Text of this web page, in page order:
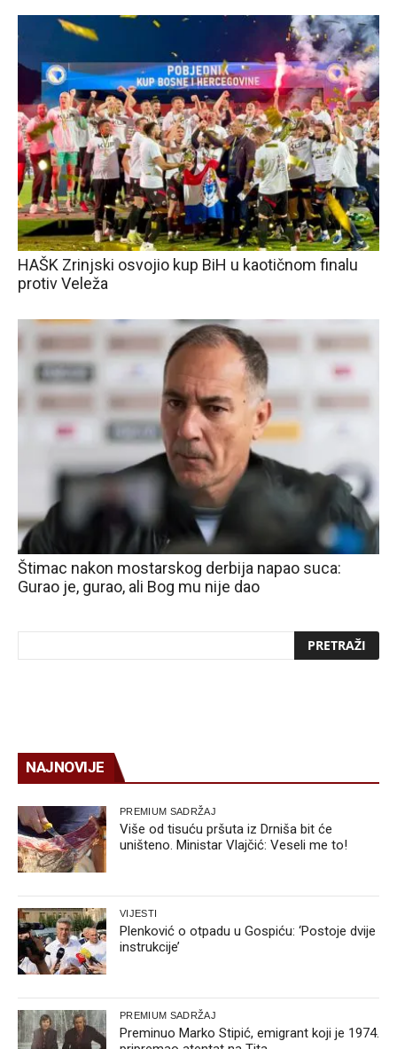
HAŠK Zrinjski osvojio kup BiH u kaotičnom finalu
protiv Veleža
Štimac nakon mostarskog derbija napao suca:
Gurao je, gurao, ali Bog mu nije dao
NAJNOVIJE
PREMIUM SADRŽAJ
Više od tisuću pršuta iz Drniša bit će
uništeno. Ministar Vlajčić: Veseli me to!
VIJESTI
Plenković o otpadu u Gospiću: ‘Postoje dvije
instrukcije’
PREMIUM SADRŽAJ
Preminuo Marko Stipić, emigrant koji je 1974.